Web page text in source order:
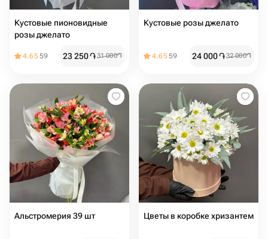
Кустовые пионовидные
розы джелато
4.6559 23 250֏31 000֏
Кустовые розы джелато
4.6559 24 000֏32 000֏
Альстромерия 39 шт Цветы в коробке хризантем